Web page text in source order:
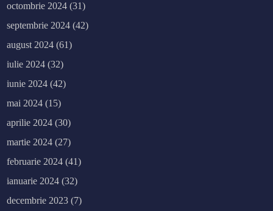
octombrie 2024 (31)
septembrie 2024 (42)
august 2024 (61)
iulie 2024 (32)
iunie 2024 (42)
mai 2024 (15)
aprilie 2024 (30)
martie 2024 (27)
februarie 2024 (41)
ianuarie 2024 (32)
decembrie 2023 (7)